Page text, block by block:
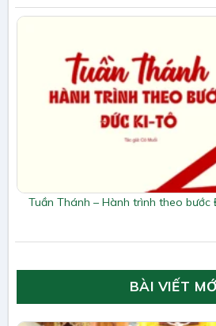
Tuần Thánh – Hành trình theo bước
BÀI VIẾT